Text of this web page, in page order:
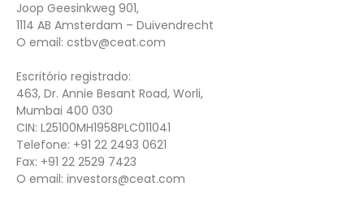
Joop Geesinkweg 901,
1114 AB Amsterdam – Duivendrecht
O email: cstbv@ceat.com
Escritório registrado:
463, Dr. Annie Besant Road, Worli,
Mumbai 400 030
CIN: L25100MH1958PLC011041
Telefone: +91 22 2493 0621
Fax: +91 22 2529 7423
O email: investors@ceat.com